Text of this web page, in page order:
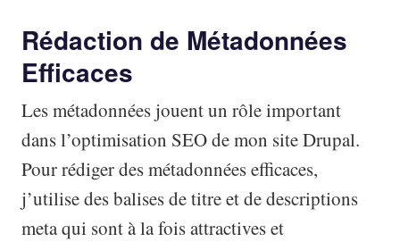
Rédaction de Métadonnées
Efficaces
Les métadonnées jouent un rôle important
dans l’optimisation SEO de mon site Drupal.
Pour rédiger des métadonnées efficaces,
j’utilise des balises de titre et de descriptions
meta qui sont à la fois attractives et